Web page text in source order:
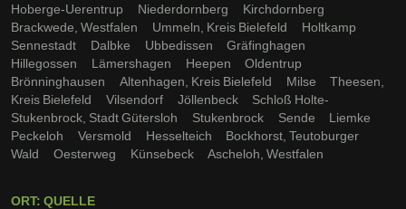
Hoberge-Uerentrup
Niederdornberg
Kirchdornberg
Brackwede, Westfalen
Ummeln, Kreis Bielefeld
Holtkamp
Sennestadt
Dalbke Ubbedissen
Gräfinghagen
Hillegossen
Lämershagen Heepen
Oldentrup
Brönninghausen
Altenhagen, Kreis Bielefeld Milse
Theesen,
Kreis Bielefeld
Vilsendorf Jöllenbeck
Schloß Holte-
Stukenbrock, Stadt Gütersloh
Stukenbrock Sende
Liemke
Peckeloh
Versmold Hesselteich
Bockhorst, Teutoburger
Wald
Oesterweg Künsebeck Ascheloh, Westfalen
ORT: QUELLE